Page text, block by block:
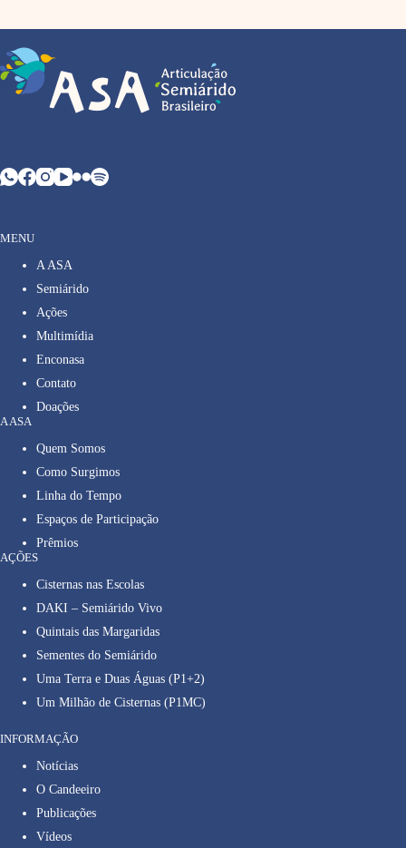
MENU
A ASA
Semiárido
Ações
Multimídia
Enconasa
Contato
Doações
A ASA
Quem Somos
Como Surgimos
Linha do Tempo
Espaços de Participação
Prêmios
AÇÕES
Cisternas nas Escolas
DAKI – Semiárido Vivo
Quintais das Margaridas
Sementes do Semiárido
Uma Terra e Duas Águas (P1+2)
Um Milhão de Cisternas (P1MC)
INFORMAÇÃO
Notícias
O Candeeiro
Publicações
Vídeos